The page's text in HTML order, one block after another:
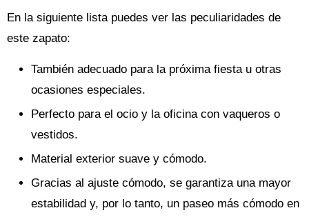
En la siguiente lista puedes ver las peculiaridades de
este zapato:
También adecuado para la próxima fiesta u otras
ocasiones especiales.
Perfecto para el ocio y la oficina con vaqueros o
vestidos.
Material exterior suave y cómodo.
Gracias al ajuste cómodo, se garantiza una mayor
estabilidad y, por lo tanto, un paseo más cómodo en